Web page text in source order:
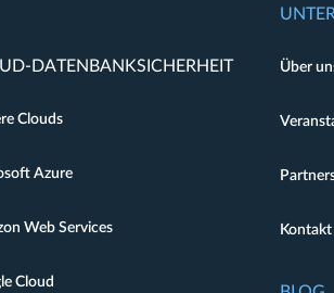
DATENBANKSICHERHEIT
Clouds
Azure
Web Services
Cloud
Über
Kontakt